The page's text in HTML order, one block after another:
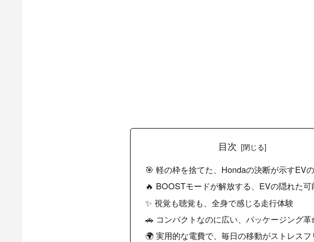
目次
🎯 軽の枠を捨てた、Hondaの決断が示すEV
🔥 BOOSTモードが解放する、EVの隠れた可
✨ 視覚も聴覚も、全身で感じる走行体験
🚗 コンパクトなのに広い、パッケージング革
🌍 実用的な電費で、毎日の移動がストレスフ